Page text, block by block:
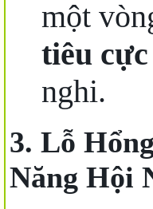
một
tiêu cực
nghi.
3. Lỗ
Năng Hội